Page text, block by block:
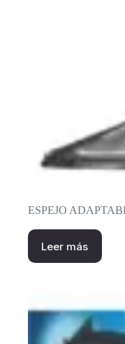
ESPEJO
Leer más